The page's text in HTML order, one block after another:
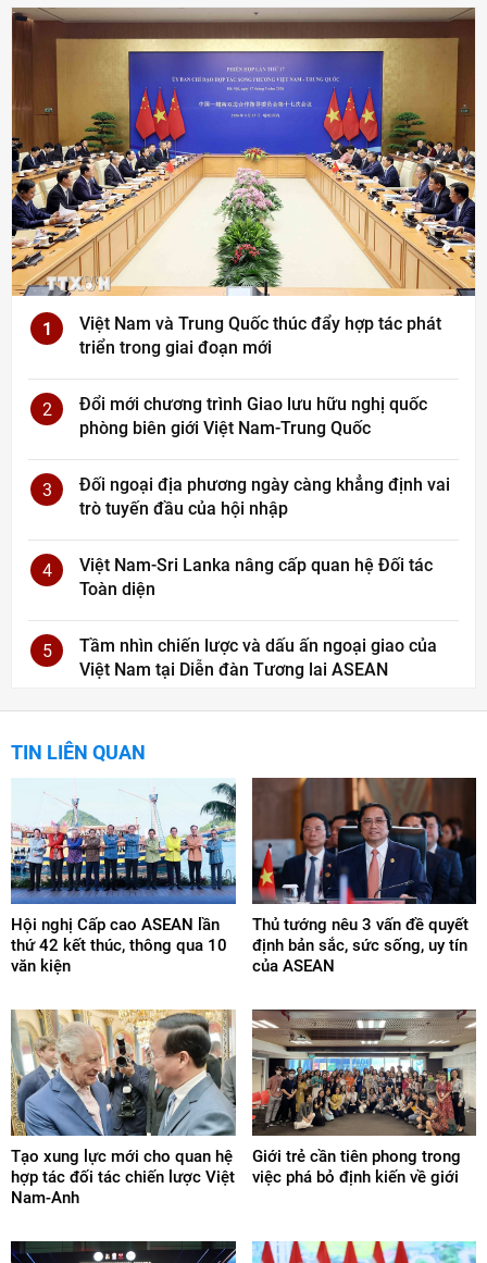
1
Việt Nam và Trung Quốc thúc đẩy hợp tác phát
triển trong giai đoạn mới
2
Đổi mới chương trình Giao lưu hữu nghị quốc
phòng biên giới Việt Nam-Trung Quốc
3
Đối ngoại địa phương ngày càng khẳng định vai
trò tuyến đầu của hội nhập
4
Việt Nam-Sri Lanka nâng cấp quan hệ Đối tác
Toàn diện
5
Tầm nhìn chiến lược và dấu ấn ngoại giao của
Việt Nam tại Diễn đàn Tương lai ASEAN
TIN LIÊN QUAN
Hội nghị Cấp cao ASEAN lần
thứ 42 kết thúc, thông qua 10
văn kiện
Thủ tướng nêu 3 vấn đề quyết
định bản sắc, sức sống, uy tín
của ASEAN
Tạo xung lực mới cho quan hệ
hợp tác đối tác chiến lược Việt
Nam-Anh
Giới trẻ cần tiên phong trong
việc phá bỏ định kiến về giới